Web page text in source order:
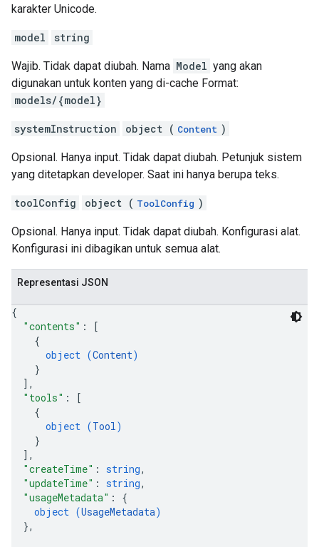
karakter Unicode.
model string
Wajib. Tidak dapat diubah. Nama Model yang akan
digunakan untuk konten yang di-cache Format:
models/{model}
systemInstruction object ( Content )
Opsional. Hanya input. Tidak dapat diubah. Petunjuk sistem
yang ditetapkan developer. Saat ini hanya berupa teks.
toolConfig object ( ToolConfig )
Opsional. Hanya input. Tidak dapat diubah. Konfigurasi alat.
Konfigurasi ini dibagikan untuk semua alat.
Representasi JSON
{
"contents" :
[
{
object (Content)
}
] ,
"tools" :
[
{
object (Tool)
}
] ,
"createTime" : string,
"updateTime" : string,
"usageMetadata" : {
object (UsageMetadata)
},